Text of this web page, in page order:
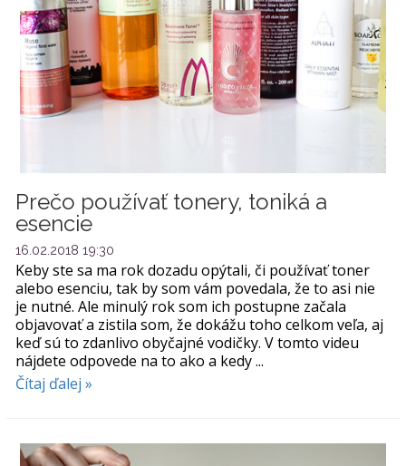
Prečo používať tonery, toniká a
esencie
16.02.2018 19:30
Keby ste sa ma rok dozadu opýtali, či používať toner
alebo esenciu, tak by som vám povedala, že to asi nie
je nutné. Ale minulý rok som ich postupne začala
objavovať a zistila som, že dokážu toho celkom veľa, aj
keď sú to zdanlivo obyčajné vodičky. V tomto videu
nájdete odpovede na to ako a kedy ...
Čítaj ďalej »